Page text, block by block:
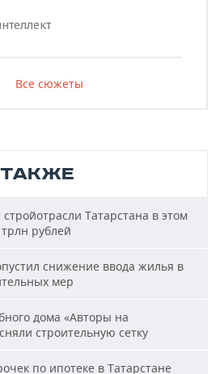
Все сюжеты
Татарстана в этом
трлн рублей
снижение ввода жилья в
мер
дома «Авторы на
строительную сетку
по ипотеке в Татарстане